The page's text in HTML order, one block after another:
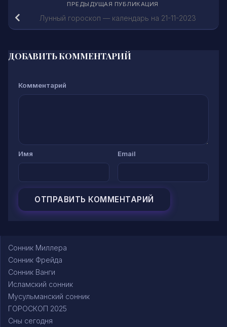
ПРЕДЫДУЩАЯ ПУБЛИКАЦИЯ
Лунный гороскоп — календарь на 21-11-2023
ДОБАВИТЬ КОММЕНТАРИЙ
Комментарий
Имя Email
Сонник Миллера
Сонник Фрейда
Сонник Ванги
Исламский сонник
Мусульманский сонник
ГОРОСКОП 2025
Сны сегодня